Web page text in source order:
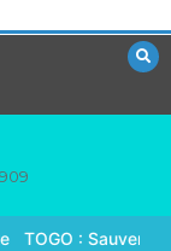
Guardiola…
de